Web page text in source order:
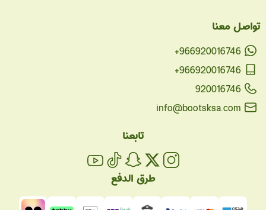
تواصل معنا
+966920016746
+966920016746
920016746
info@bootsksa.com
تابعنا
طرق الدفع